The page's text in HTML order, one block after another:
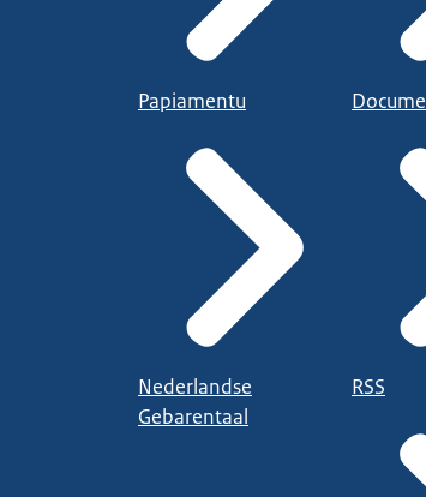
Papiamentu
Nederlandse
Gebarentaal
RSS